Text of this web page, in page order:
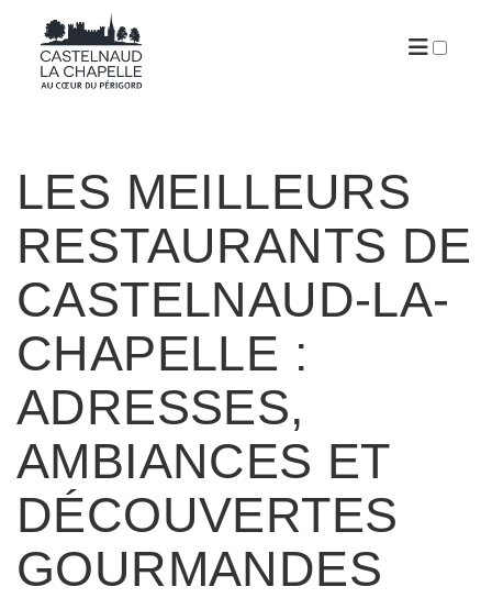
LES MEILLEURS
RESTAURANTS DE
CASTELNAUD-LA-
CHAPELLE :
ADRESSES,
AMBIANCES ET
DÉCOUVERTES
GOURMANDES